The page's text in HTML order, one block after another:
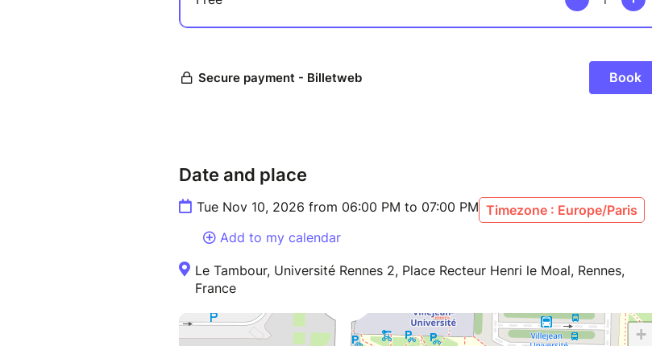
Date and place
Tue Nov 10, 2026 from 06:00 PM to 07:00 PM Timezone : Europe/Paris
Add to my calendar
Le Tambour, Université Rennes 2, Place Recteur Henri le Moal, Rennes,
France
+